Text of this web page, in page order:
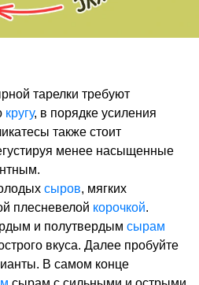
тарелки требуют
кругу, в порядке усиления
также стоит
менее насыщенные
сыров, мягких
плесневелой корочкой.
и полутвердым сырам
вкуса. Далее пробуйте
В самом конце